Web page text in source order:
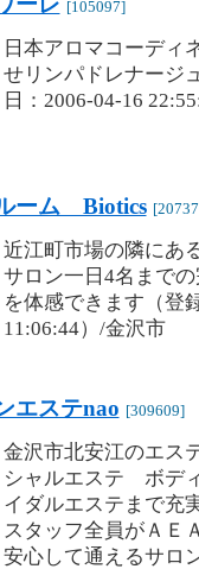
[105097]
日本アロマコーディ
せリンパドレナージ
日：2006-04-16
ーム Biotics
近江町市場の隣にあ
サロン一日4名まで
を体感できます（登
11:06:44）/金沢市
エステnao [309609]
金沢市北安江のエス
シャルエステ ボデ
イダルエステまで充
スタッフ全員がＡＥ
安心して通えるサロ